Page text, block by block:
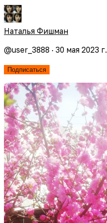
Наталья Фишман
@user_3888 · 30 мая 2023 г.
Подписаться